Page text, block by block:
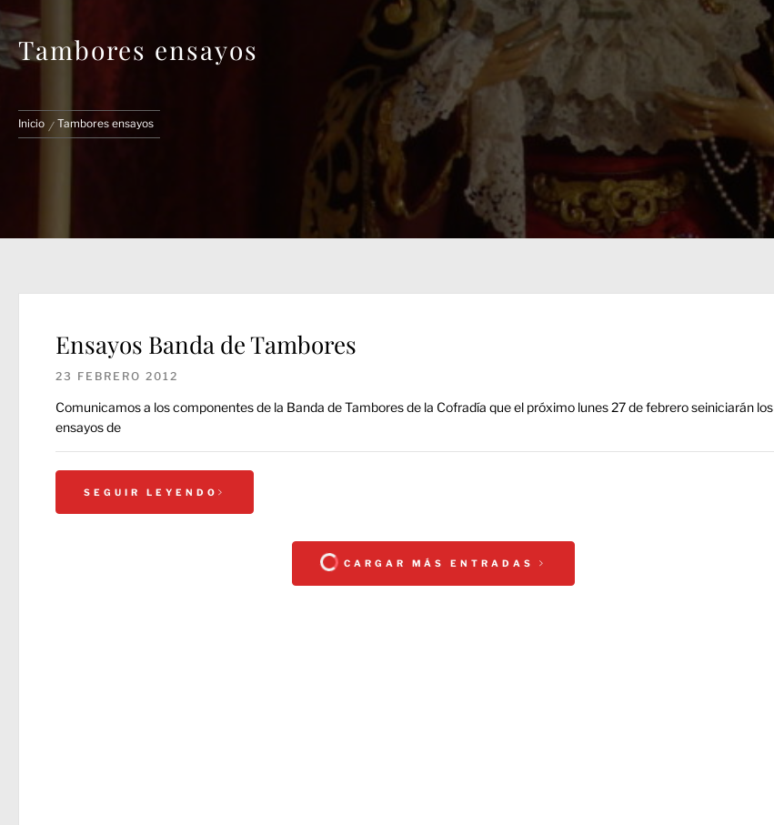
Tambores ensayos
Inicio Tambores ensayos
Ensayos Banda de Tambores
23 FEBRERO 2012
Comunicamos a los componentes de la Banda de Tambores de la Cofradía que el próximo lunes 27 de febrero seiniciarán los
ensayos de
SEGUIR LEYENDO
CARGAR MÁS ENTRADAS